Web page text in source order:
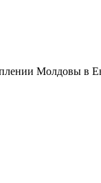
Молдовы в